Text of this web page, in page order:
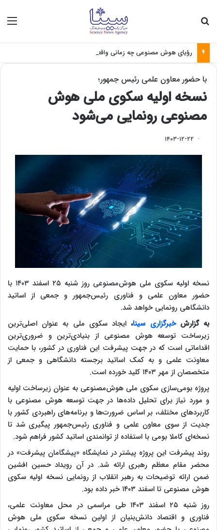
رؤیای هوش مصنوعی چه زمانی واقعی می‌شود؟
با حضور معاون علمی رئیس جمهور؛
نسخه اولیه سکوی ملی هوش
مصنوعی رونمایی می‌شود
۱۴۰۳-۱۲-۲۲
نسخه اولیه سکوی ملی هوش‌مصنوعی روز شنبه ۲۵ اسفند ۱۴۰۳ با
حضور معاون علمی و فناوری رئیس‌جمهور و جمعی از اساتید
دانشگاهی رونمایی خواهد شد.
به گزارشخبرگزاری سینا، ایجاد سکوی ملی به عنوان اصلی‌ترین
زیرساخت توسعه هوش مصنوعی از بنیادی‌ترین و ضروری‌ترین
اقداماتی است که در جهت پیشرفت این فناوری در کشور، با حمایت
معاونت علمی و به کمک اساتید برجسته دانشگاهی و جمعی از
متخصصان از مهر ۱۴۰۳ کلید خورده است.
پروژه بومی‌سازی سکوی ملی هوش‌مصنوعی به عنوان زیرساخت اولیه
و مورد نیاز برای تحلیل داده‌ها در جهت توسعه هوش مصنوعی با
کاربردهای مختلف، بر اساس ضرورت‌ها و برنامه‌های راهبردی کشور با
جدیت از سوی معاون علمی و فناوری رئیس‌جمهور پیگیری شد تا
نسخه‌ای کاملا بومی با استفاده از توانمندی اساتید کشور فراهم شود.
روند پیشرفت این پروژه پیشتر در نمایشگاه «پیشگامان پیشرفت» در
محضر مقام معظم رهبری ارائه شد. در آن رویداد حسین افشین
ضمن ارائه توضیحات به رهبر انقلاب از رونمایی نسخه اولیه سکوی
هوش مصنوعی تا اسفند ۱۴۰۳ خبر داده بود.
روز شنبه ۲۵ اسفند ۱۴۰۳ طی مراسمی در محل معاونت علمی،
فناوری و اقتصاد دانش‌بنیان از اولین نسخه سکوی ملی هوش